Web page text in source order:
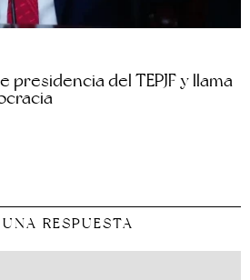
presidencia del TEPJF y llama
RESPUESTA